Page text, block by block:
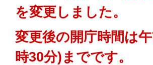
を変更しました。
変更後の開庁時間は
時30分)までです。